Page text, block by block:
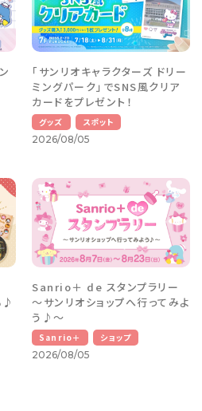
「サンリオキャラクターズ ドリー
ミングパーク」でSNS風クリア
カードをプレゼント！
グッズ
スポット
2026/08/05
♪
Sanrio＋ de スタンプラリー
～サンリオショップへ行ってみよ
う♪～
Sanrio＋
ショップ
2026/08/05